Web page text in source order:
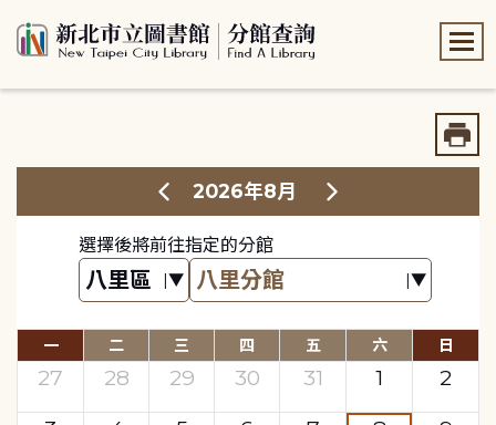
2026年8月
選擇後將前往指定的分館
一 二 三 四 五 六 日
27 28 29 30 31 1
2